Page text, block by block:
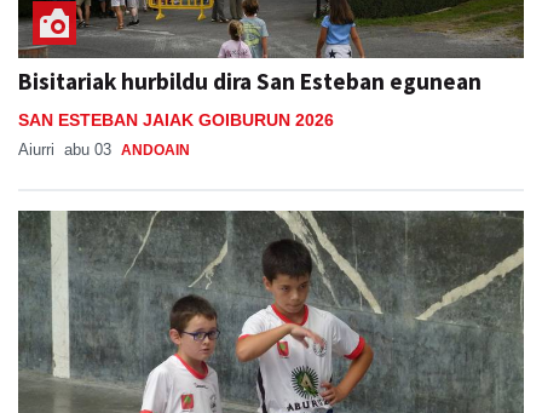
Bisitariak hurbildu dira San Esteban egunean
SAN ESTEBAN JAIAK GOIBURUN 2026
Aiurri abu 03 ANDOAIN